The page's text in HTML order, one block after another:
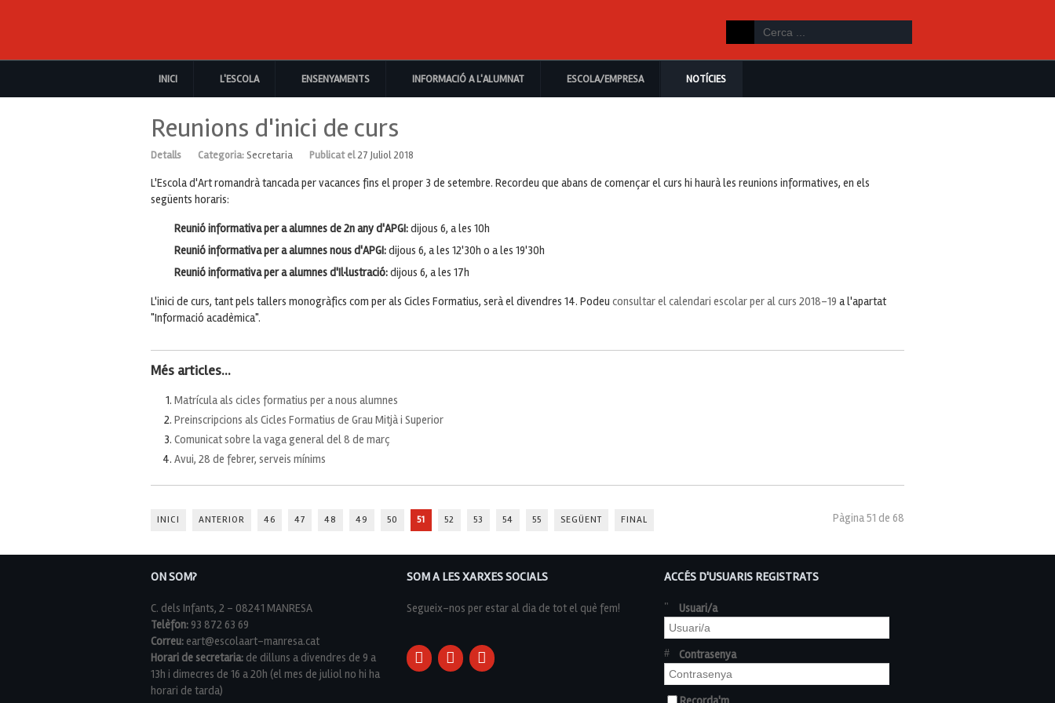
INICI L'ESCOLA ENSENYAMENTS INFORMACIÓ A L'ALUMNAT ESCOLA/EMPRESA NOTÍCIES
Reunions d'inici de curs
Detalls Categoria:Secretaria Publicat el27 Juliol 2018
L'Escola d'Art romandrà tancada per vacances fins el proper 3 de setembre. Recordeu que abans de començar el curs hi haurà les reunions informatives, en els
següents horaris:
Reunió informativa per a alumnes de 2n any d'APGI:dijous 6, a les 10h
Reunió informativa per a alumnes nous d'APGI:dijous 6, a les 12'30h o a les 19'30h
Reunió informativa per a alumnes d'Il·lustració:dijous 6, a les 17h
L'inici de curs, tant pels tallers monogràfics com per als Cicles Formatius, serà el divendres 14. Podeu consultar el calendari escolar per al curs 2018-19 a l'apartat
"Informació acadèmica".
Més articles...
Matrícula als cicles formatius per a nous alumnes
Preinscripcions als Cicles Formatius de Grau Mitjà i Superior
Comunicat sobre la vaga general del 8 de març
Avui, 28 de febrer, serveis mínims
Pàgina 51 de 68
INICI ANTERIOR 46 47 48 49 50 51 52 53 54 55 SEGÜENT FINAL
ON SOM?
C. dels Infants, 2 - 08241 MANRESA
Telèfon: 93 872 63 69
Correu: eart@escolaart-manresa.cat
Horari de secretaria: de dilluns a divendres de 9 a
13h i dimecres de 16 a 20h (el mes de juliol no hi ha
horari de tarda)
SOM A LES XARXES SOCIALS
Segueix-nos per estar al dia de tot el què fem!
ACCÉS D'USUARIS REGISTRATS
Usuari/a
Contrasenya